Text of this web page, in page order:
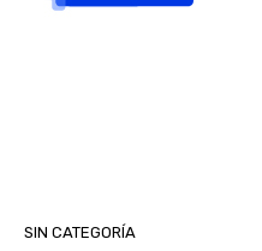
SIN CATEGORÍA